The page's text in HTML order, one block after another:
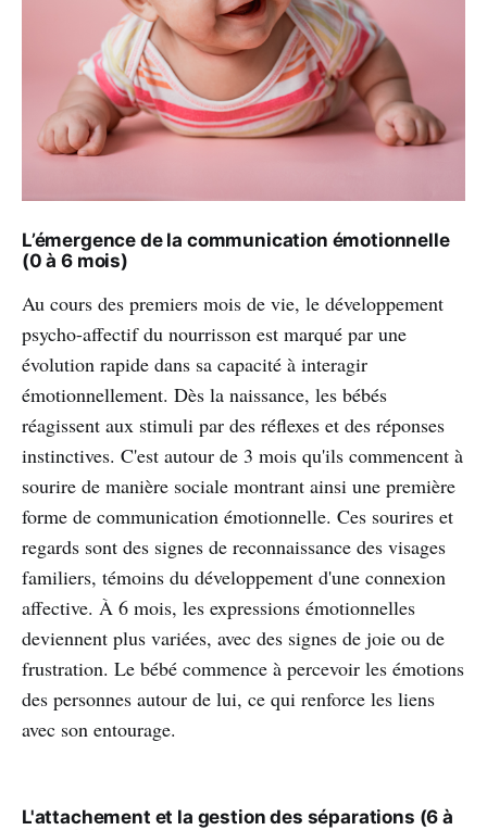
L’émergence de la communication émotionnelle
(0 à 6 mois)
Au cours des premiers mois de vie, le développement
psycho-affectif du nourrisson est marqué par une
évolution rapide dans sa capacité à interagir
émotionnellement. Dès la naissance, les bébés
réagissent aux stimuli par des réflexes et des réponses
instinctives. C'est autour de 3 mois qu'ils commencent à
sourire de manière sociale montrant ainsi une première
forme de communication émotionnelle. Ces sourires et
regards sont des signes de reconnaissance des visages
familiers, témoins du développement d'une connexion
affective. À 6 mois, les expressions émotionnelles
deviennent plus variées, avec des signes de joie ou de
frustration. Le bébé commence à percevoir les émotions
des personnes autour de lui, ce qui renforce les liens
avec son entourage.
L'attachement et la gestion des séparations (6 à